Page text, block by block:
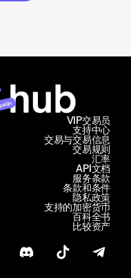
支持中心
交易与交易信息
VIP交易员
交易规则
汇率
API文档
服务条款
条款和条件
隐私政策
支持的加密货币
百科全书
比较资产